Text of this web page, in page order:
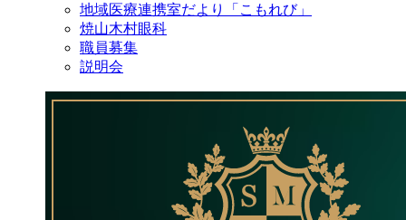
地域医療連携室だより「こもれび」
焼山木村眼科
職員募集
説明会